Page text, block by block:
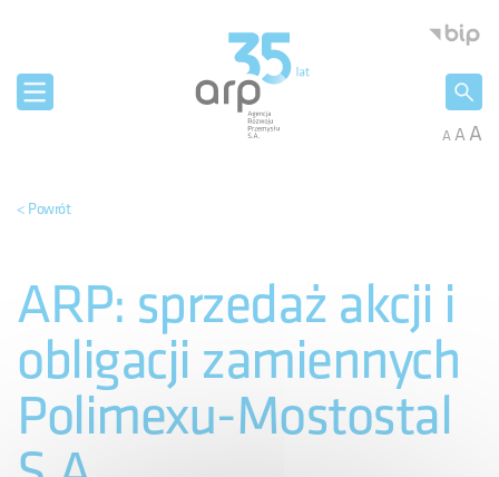
AAA
< Powrót
ARP: sprzedaż akcji i
obligacji zamiennych
Polimexu-Mostostal